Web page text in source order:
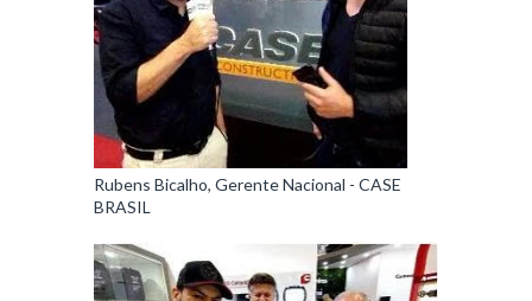
Rubens Bicalho, Gerente Nacional - CASE
BRASIL